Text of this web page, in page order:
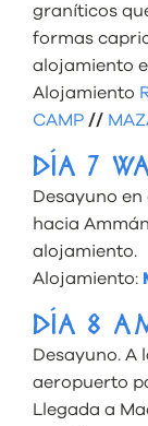
graníticos
formas
alojamiento
Alojamiento
CAMP //
DÍA 7
Desayuno
hacia
alojamiento.
Alojamiento:
DÍA 8
Desayuno. A
aeropuerto
Llegada a